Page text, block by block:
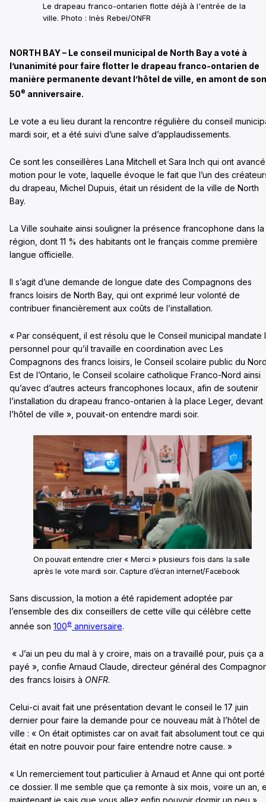
Le drapeau franco-ontarien flotte déjà à l'entrée de la
ville. Photo : Inès Rebei/ONFR
NORTH BAY – Le conseil municipal de North Bay a voté à
l’unanimité pour faire flotter le drapeau franco-ontarien de
manière permanente devant l’hôtel de ville, en amont de son
50e anniversaire.
Le vote a eu lieu durant la rencontre régulière du conseil
mardi soir, et a été suivi d’une salve d’applaudissements.
Ce sont les conseillères Lana Mitchell et Sara Inch qui ont
motion pour le vote, laquelle évoque le fait que l’un des
du drapeau, Michel Dupuis, était un résident de la ville de North
Bay.
La Ville souhaite ainsi souligner la présence francophone dans la
région, dont 11 % des habitants ont le français comme première
langue officielle.
Il s’agit d’une demande de longue date des Compagnons des
francs loisirs de North Bay, qui ont exprimé leur volonté de
contribuer financièrement aux coûts de l’installation.
« Par conséquent, il est résolu que le Conseil municipal mandate
personnel pour qu’il travaille en coordination avec Les
Compagnons des francs loisirs, le Conseil scolaire public du
Est de l’Ontario, le Conseil scolaire catholique Franco-Nord ainsi
qu’avec d’autres acteurs francophones locaux, afin de soutenir
l’installation du drapeau franco-ontarien à la place Leger, devant
l’hôtel de ville », pouvait-on entendre mardi soir.
On pouvait entendre crier « Merci » plusieurs fois dans la salle
après le vote mardi soir. Capture d’écran internet/Facebook
Sans discussion, la motion a été rapidement adoptée par
l’ensemble des dix conseillers de cette ville qui célèbre cette
année son 100e anniversaire.
« J’ai un peu du mal à y croire, mais on a travaillé pour, puis ça a
payé », confie Arnaud Claude, directeur général des
des francs loisirs à ONFR.
Celui-ci avait fait une présentation devant le conseil le 17 juin
dernier pour faire la demande pour ce nouveau mât à l’hôtel de
ville : « On était optimistes car on avait fait absolument tout ce qui
était en notre pouvoir pour faire entendre notre cause. »
« Un remerciement tout particulier à Arnaud et Anne qui ont porté
ce dossier. Il me semble que ça remonte à six mois, voire un an,
maintenant je sais que vous allez enfin pouvoir dormir un peu »,